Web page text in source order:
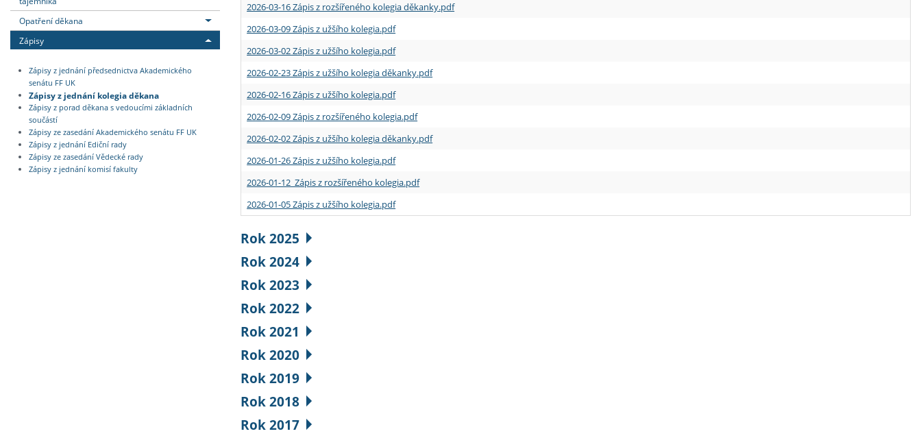
Opatření děkana
Zápisy
Zápisy z jednání předsednictva Akademického
senátu FF UK
Zápisy z jednání kolegia děkana
Zápisy z porad děkana s vedoucími základních
součástí
Zápisy ze zasedání Akademického senátu FF UK
Zápisy z jednání Ediční rady
Zápisy ze zasedání Vědecké rady
Zápisy z jednání komisí fakulty
2026-03-16 Zápis z rozšířeného kolegia děkanky.pdf
2026-03-09 Zápis z užšího kolegia.pdf
2026-03-02 Zápis z užšího kolegia.pdf
2026-02-23 Zápis z užšího kolegia děkanky.pdf
2026-02-16 Zápis z užšího kolegia.pdf
2026-02-09 Zápis z rozšířeného kolegia.pdf
2026-02-02 Zápis z užšího kolegia děkanky.pdf
2026-01-26 Zápis z užšího kolegia.pdf
2026-01-12 Zápis z rozšířeného kolegia.pdf
2026-01-05 Zápis z užšího kolegia.pdf
Rok 2025
Rok 2024
Rok 2023
Rok 2022
Rok 2021
Rok 2020
Rok 2019
Rok 2018
Rok 2017